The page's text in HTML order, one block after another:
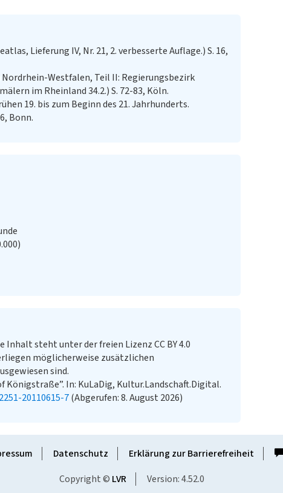
Lieferung IV, Nr. 21, 2. verbesserte Auflage.) S. 16,
Westfalen, Teil II: Regierungsbezirk
im Rheinland 34.2.) S. 72-83, Köln.
19. bis zum Beginn des 21. Jahrhunderts.
Bonn.
Inhalt steht unter der freien Lizenz CC BY 4.0
möglicherweise zusätzlichen
sind.
Königstraße”. In: KuLaDig, Kultur.Landschaft.Digital.
20110615-7(Abgerufen: 8. August 2026)
Datenschutz Erklärung zur Barrierefreiheit
Copyright © LVR Version: 4.52.0